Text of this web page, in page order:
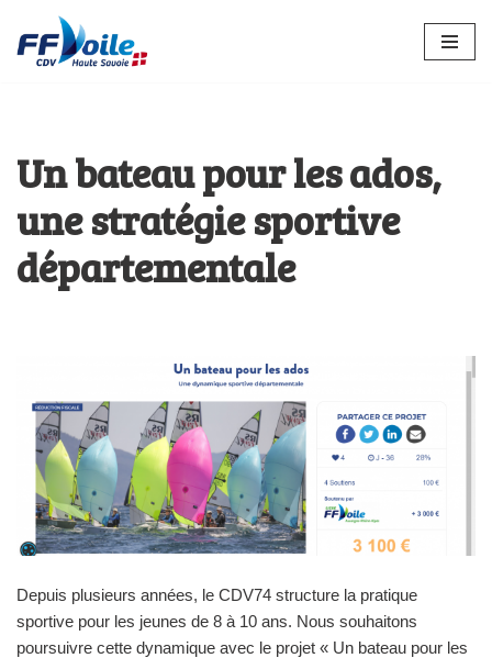
Aller
Un bateau pour les ados,
une stratégie sportive
départementale
Depuis plusieurs années, le CDV74 structure la pratique
sportive pour les jeunes de 8 à 10 ans. Nous souhaitons
poursuivre cette dynamique avec le projet « Un bateau pour les